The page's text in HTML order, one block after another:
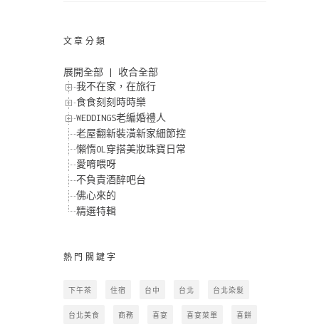
文章分類
展開全部
收合全部
我不在家，在旅行
食食刻刻時時樂
WEDDINGS老編婚禮人
老屋翻新裝潢新家細節控
懶惰OL穿搭美妝珠寶日常
愛唷喂呀
不負責酒醉吧台
佛心來的
精選特輯
熱門關鍵字
下午茶 住宿 台中 台北 台北染髮
台北美食 商務 喜宴 喜宴菜單 喜餅